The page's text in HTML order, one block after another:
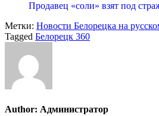
Продавец «соли» взят под
Метки: Новости Белорецка на
Tagged Белорецк 360
Author: Администратор